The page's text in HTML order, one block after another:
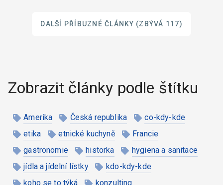
DALŠÍ PŘÍBUZNÉ ČLÁNKY (ZBÝVÁ 117)
Zobrazit články podle štítku
Amerika Česká republika
co-kdy-kde
etika
etnické kuchyně
Francie
gastronomie
historka
hygiena a sanitace
jídla a jídelní lístky
kdo-kdy-kde
koho se to týká
konzulting